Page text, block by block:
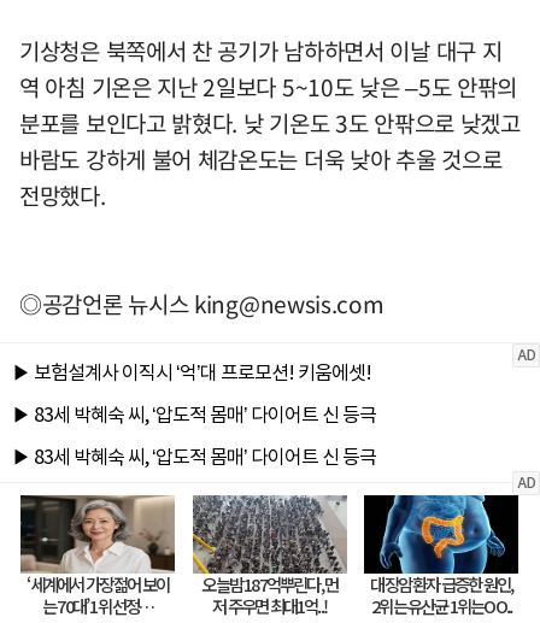
기상청은 북쪽에서 찬 공기가 남하하면서 이날 대구 지
역 아침 기온은 지난 2일보다 5~10도 낮은 –5도 안팎의
분포를 보인다고 밝혔다. 낮 기온도 3도 안팎으로 낮겠고
바람도 강하게 불어 체감온도는 더욱 낮아 추울 것으로
전망했다.
◎공감언론 뉴시스king@newsis.com